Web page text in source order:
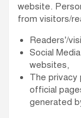
website.
from visitors/
Readers’/
Social
websites,
The privacy
official
generated